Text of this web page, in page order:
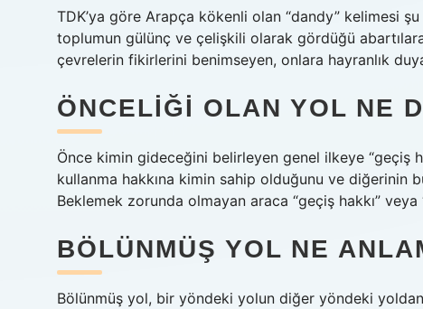
TDK’ya göre Arapça kökenli olan “dandy” kelimesi
toplumun gülünç ve çelişkili olarak gördüğü
çevrelerin fikirlerini benimseyen, onlara hayranlık
ÖNCELIĞI OLAN YOL NE
Önce kimin gideceğini belirleyen genel ilkeye “geçiş
kullanma hakkına kimin sahip olduğunu ve diğerinin
Beklemek zorunda olmayan araca “geçiş hakkı” veya
BÖLÜNMÜŞ YOL NE
Bölünmüş yol, bir yöndeki yolun diğer yöndeki